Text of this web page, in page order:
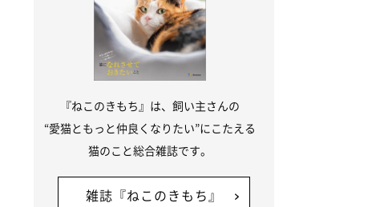
『ねこのきもち』は、飼い主さんの
“愛猫ともっと仲良くなりたい”にこたえる
猫のこと総合雑誌です。
雑誌『ねこのきもち』